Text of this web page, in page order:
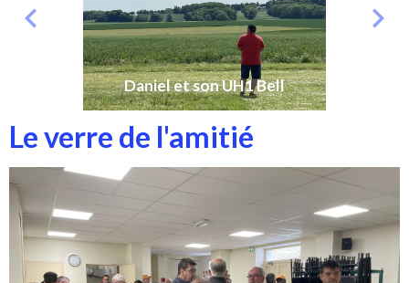
Daniel et son UH1 Bell
Le verre de l'amitié